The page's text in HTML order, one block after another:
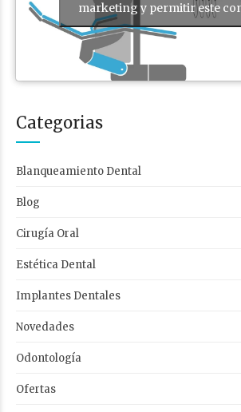
marketing y permitir este
Categorias
Blanqueamiento Dental
Blog
Cirugía Oral
Estética Dental
Implantes Dentales
Novedades
Odontología
Ofertas